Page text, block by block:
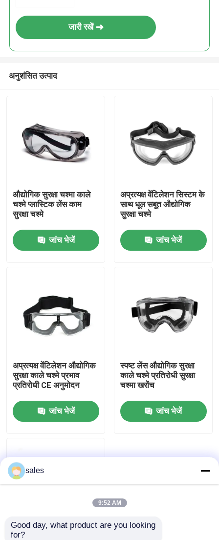
हमारे बारे में
संपर्क करें
समाचार
एक उद्धरण का अनुरोध करें
सुरक्षा चश्मा काले चश्मे
जारी रखें
अनुशंसित उत्पाद
औद्योगिक सुरक्षा चश्मा काले
चश्मे प्लास्टिक लेंस काम
सुरक्षा चश्मे
जांच भेजें
अप्रत्यक्ष वेंटिलेशन सिस्टम के
साथ धूल सबूत औद्योगिक
सुरक्षा चश्मे
जांच भेजें
अप्रत्यक्ष वेंटिलेशन औद्योगिक
सुरक्षा काले चश्मे प्रभाव
प्रतिरोधी CE अनुमोदन
जांच भेजें
स्पष्ट लेंस औद्योगिक सुरक्षा
काले चश्मे प्रतिरोधी सुरक्षा
चश्मा खरोंच
जांच भेजें
वयस्कों के लिए चश्मा
sales
9:52 AM
Good day, what product are you looking
for?